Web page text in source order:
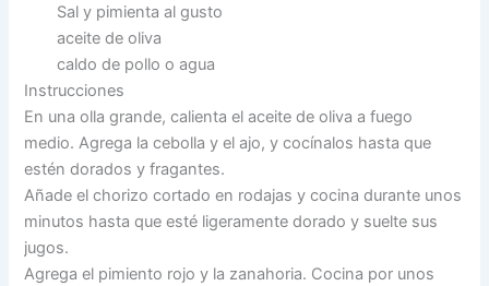
Sal y pimienta al gusto
aceite de oliva
caldo de pollo o agua
Instrucciones
En una olla grande, calienta el aceite de oliva a fuego
medio. Agrega la cebolla y el ajo, y cocínalos hasta que
estén dorados y fragantes.
Añade el chorizo cortado en rodajas y cocina durante unos
minutos hasta que esté ligeramente dorado y suelte sus
jugos.
Agrega el pimiento rojo y la zanahoria. Cocina por unos